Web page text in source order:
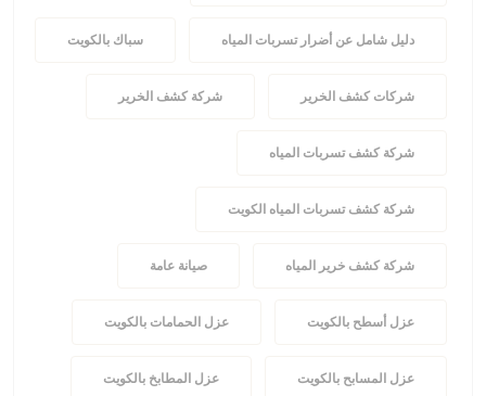
دليل شامل عن أضرار تسربات المياه سباك بالكويت
شركات كشف الخرير شركة كشف الخرير
شركة كشف تسربات المياه
شركة كشف تسربات المياه الكويت
شركة كشف خرير المياه صيانة عامة
عزل أسطح بالكويت عزل الحمامات بالكويت
عزل المسابح بالكويت عزل المطابخ بالكويت